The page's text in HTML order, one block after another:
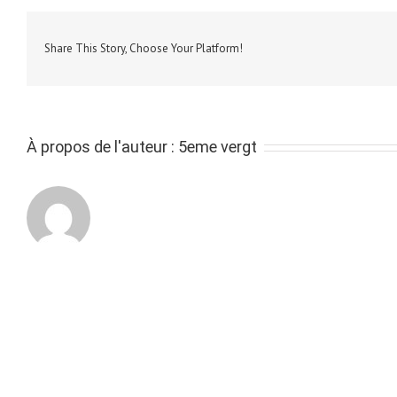
Share This Story, Choose Your Platform!
À propos de l'auteur : 5eme vergt